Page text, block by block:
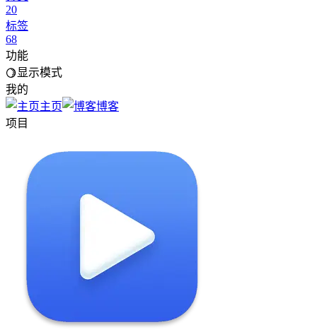
20
标签
68
功能
显示模式
我的
主页
博客
项目